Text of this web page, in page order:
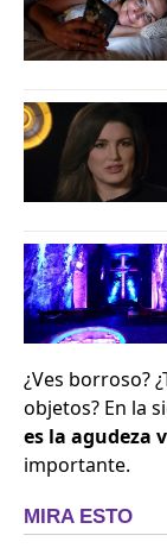
¿Ves borroso?
objetos? En la
es la agudeza
importante.